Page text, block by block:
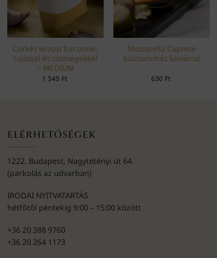
Csirkés wrapp baconnel,
tojással és zöldségekkel
– MEDIUM
1 545 Ft
Mozzarella Caprese
balzsamméz kaviárral
630 Ft
ELÉRHETŐSÉGEK
1222. Budapest, Nagytétényi út 64.
(parkolás az udvarban)
IRODAI NYITVATARTÁS
hétfőtől péntekig 9:00 – 15:00 között
+36 20 388 9760
+36 20 264 1173